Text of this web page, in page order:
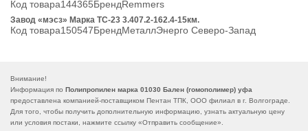
Код товара144365БрендRemmers
Завод «мэсз» Марка ТС-23 3.407.2-162.4-15км.
Код товара150547БрендМеталлЭнерго Северо-Запад
Внимание!
Информация по Полипропилен марка 01030 Бален (гомополимер) уфа
предоставлена компанией-поставщиком Пентан ТПК, ООО филиал в г. Волгограде.
Для того, чтобы получить дополнительную информацию, узнать актуальную цену
или условия постаки, нажмите ссылку «Отправить сообщение».